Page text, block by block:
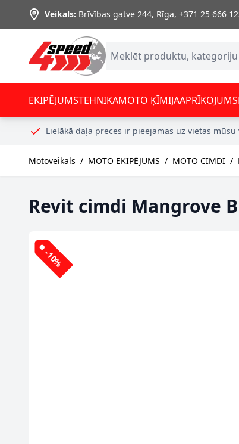
Skip to Content
Veikals: Brīvības gatve 244, Rīga, +371 25 666
EKIPĒJUMSTEHNIKAMOTO ĶĪMIJAAPRĪKOJUMS
Lielākā daļa preces ir pieejamas uz vietas mūsu
Motoveikals / MOTO EKIPĒJUMS / MOTO CIMDI /
Revit cimdi Mangrove
-10%